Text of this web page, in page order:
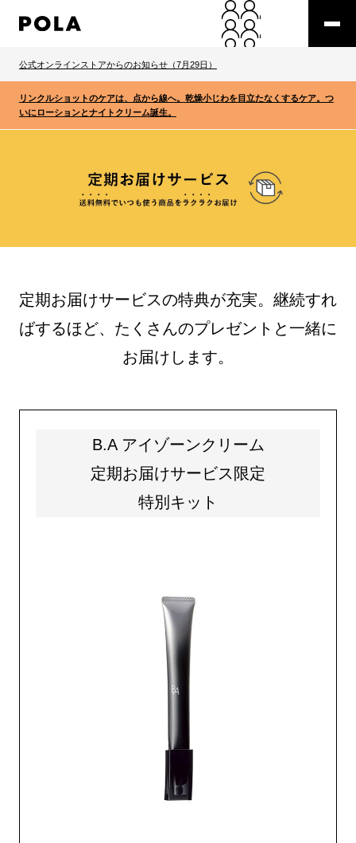
公式オンラインストアからのお知らせ（7月29日）
リンクルショットのケアは、点から線へ。乾燥小じわを目立たなくするケア。つ
いにローションとナイトクリーム誕生。
定期お届けサービスの特典が充実。継続すれ
ばするほど、たくさんのプレゼントと一緒に
お届けします。
B.A アイゾーンクリーム
定期お届けサービス限定
特別キット